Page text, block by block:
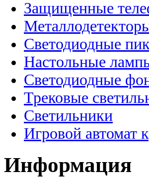
Защищенные
Светодиодные
Настольные
Светодиодные
Трековые
Светильники
Игровой автомат
Информация